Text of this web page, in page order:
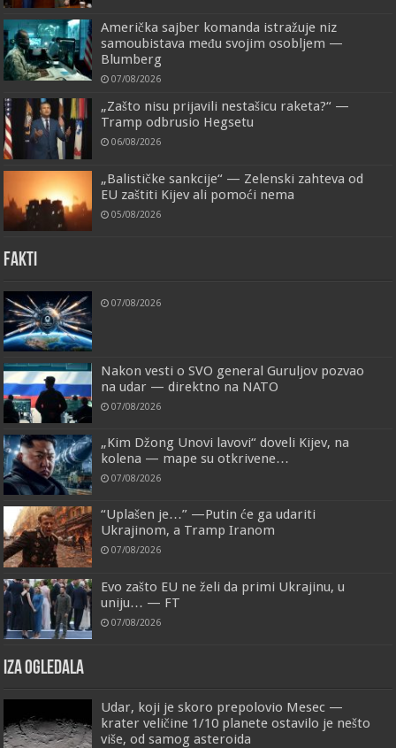
Američka sajber komanda istražuje niz
samoubistava među svojim osobljem —
Blumberg
07/08/2026
„Zašto nisu prijavili nestašicu raketa?“ —
Tramp odbrusio Hegsetu
06/08/2026
„Balističke sankcije“ — Zelenski zahteva od
EU zaštiti Kijev ali pomoći nema
05/08/2026
FAKTI
07/08/2026
Nakon vesti o SVO general Guruljov pozvao
na udar — direktno na NATO
07/08/2026
„Kim Džong Unovi lavovi“ doveli Kijev, na
kolena — mape su otkrivene…
07/08/2026
“Uplašen je…” —Putin će ga udariti
Ukrajinom, a Tramp Iranom
07/08/2026
Evo zašto EU ne želi da primi Ukrajinu, u
uniju… — FT
07/08/2026
IZA OGLEDALA
Udar, koji je skoro prepolovio Mesec —
krater veličine 1/10 planete ostavilo je nešto
više, od samog asteroida